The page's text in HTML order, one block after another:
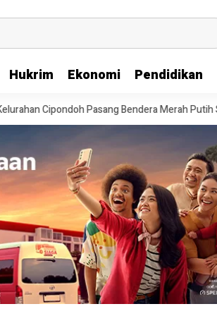
Hukrim Ekonomi Pendidikan
Bendera Merah Putih Sepanjang 81 Meter